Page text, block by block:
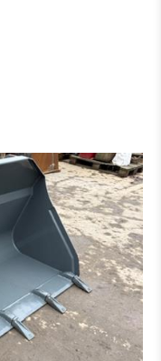
ETC.